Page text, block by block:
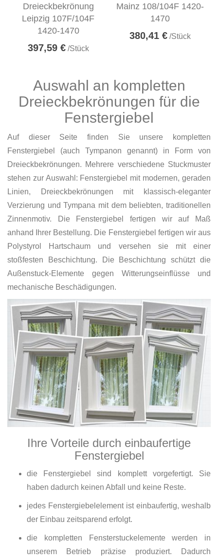
Dreieckbekrönung
Leipzig 107F/104F
1420-1470
397,59 €/Stück
Mainz 108/104F 1420-
1470
380,41 €/Stück
Auswahl an kompletten
Dreieckbekrönungen für die
Fenstergiebel
Auf dieser Seite finden Sie unsere kompletten
Fenstergiebel (auch Tympanon genannt) in Form von
Dreieckbekrönungen. Mehrere verschiedene Stuckmuster
stehen zur Auswahl: Fenstergiebel mit modernen, geraden
Linien, Dreieckbekrönungen mit klassisch-eleganter
Verzierung und Tympana mit dem beliebten, traditionellen
Zinnenmotiv. Die Fenstergiebel fertigen wir auf Maß
anhand Ihrer Bestellung. Die Fenstergiebel fertigen wir aus
Polystyrol Hartschaum und versehen sie mit einer
stoßfesten Beschichtung. Die Beschichtung schützt die
Außenstuck-Elemente gegen Witterungseinflüsse und
mechanische Beschädigungen.
Ihre Vorteile durch einbaufertige
Fenstergiebel
die Fenstergiebel sind komplett vorgefertigt. Sie
haben dadurch keinen Abfall und keine Reste.
jedes Fenstergiebelelement ist einbaufertig, weshalb
der Einbau zeitsparend erfolgt.
die kompletten Fensterstuckelemente werden in
unserem Betrieb präzise produziert. Dadurch